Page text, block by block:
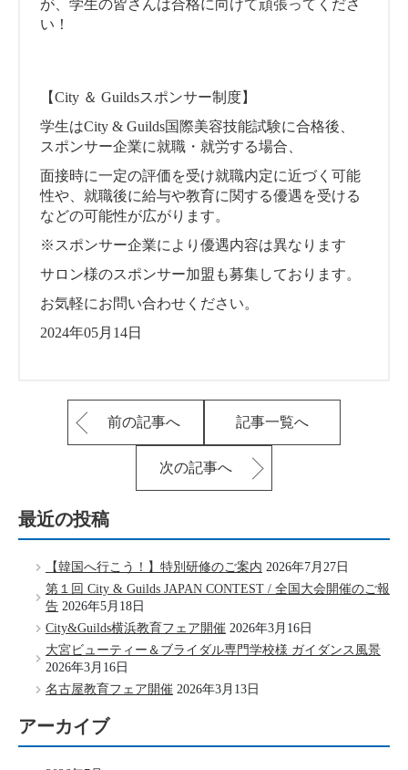
が、学生の皆さんは合格に向けて頑張ってくださ
い！
【City ＆ Guildsスポンサー制度】
学生はCity & Guilds国際美容技能試験に合格後、
スポンサー企業に就職・就労する場合、
面接時に一定の評価を受け就職内定に近づく可能
性や、就職後に給与や教育に関する優遇を受ける
などの可能性が広がります。
※スポンサー企業により優遇内容は異なります
サロン様のスポンサー加盟も募集しております。
お気軽にお問い合わせください。
2024年05月14日
前の記事へ 記事一覧へ
次の記事へ
最近の投稿
【韓国へ行こう！】特別研修のご案内 2026年7月27日
第１回 City & Guilds JAPAN CONTEST / 全国大会開催のご報
告 2026年5月18日
City&Guilds横浜教育フェア開催 2026年3月16日
大宮ビューティー＆ブライダル専門学校様 ガイダンス風景
2026年3月16日
名古屋教育フェア開催 2026年3月13日
アーカイブ